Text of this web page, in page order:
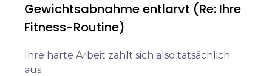
Gewichtsabnahme entlarvt (Re: Ihre
Fitness-Routine)
Ihre harte Arbeit zahlt sich also tatsächlich
aus.